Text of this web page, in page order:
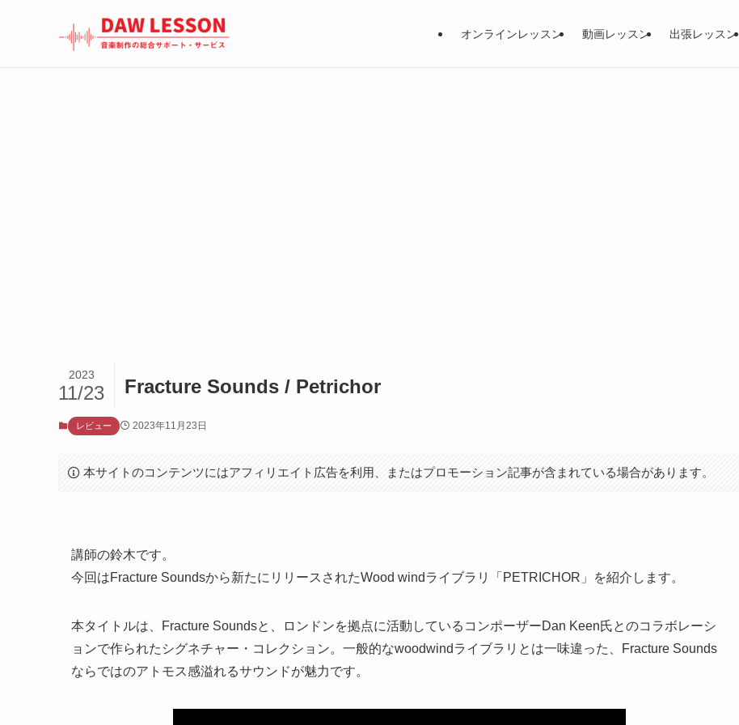
オンラインレッスン 動画レッスン 出張レッスン
Fracture Sounds / Petrichor
2023
11/23
レビュー 2023年11月23日
本サイトのコンテンツにはアフィリエイト広告を利用、またはプロモーション記事が含まれている場合があります。
講師の鈴木です。
今回はFracture Soundsから新たにリリースされたWood windライブラリ「PETRICHOR」を紹介します。
本タイトルは、Fracture Soundsと、ロンドンを拠点に活動しているコンポーザーDan Keen氏とのコラボレーシ
ョンで作られたシグネチャー・コレクション。一般的なwoodwindライブラリとは一味違った、Fracture Sounds
ならではのアトモス感溢れるサウンドが魅力です。